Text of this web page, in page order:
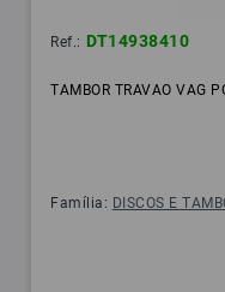
Ref.: DT14938410
TAMBOR TRAVAO VAG
Família: DISCOS E